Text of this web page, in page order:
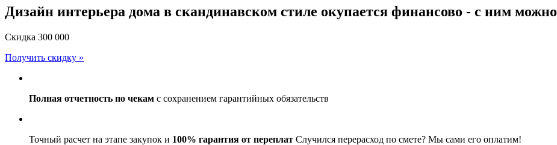
Дизайн интерьера дома в скандинавском стиле окупается финансово - с ним можно
Скидка 300 000
Получить скидку »
Полная отчетность по чекам с сохранением гарантийных обязательств
Точный расчет на этапе закупок и 100% гарантия от переплат Случился перерасход по смете? Мы сами его оплатим!